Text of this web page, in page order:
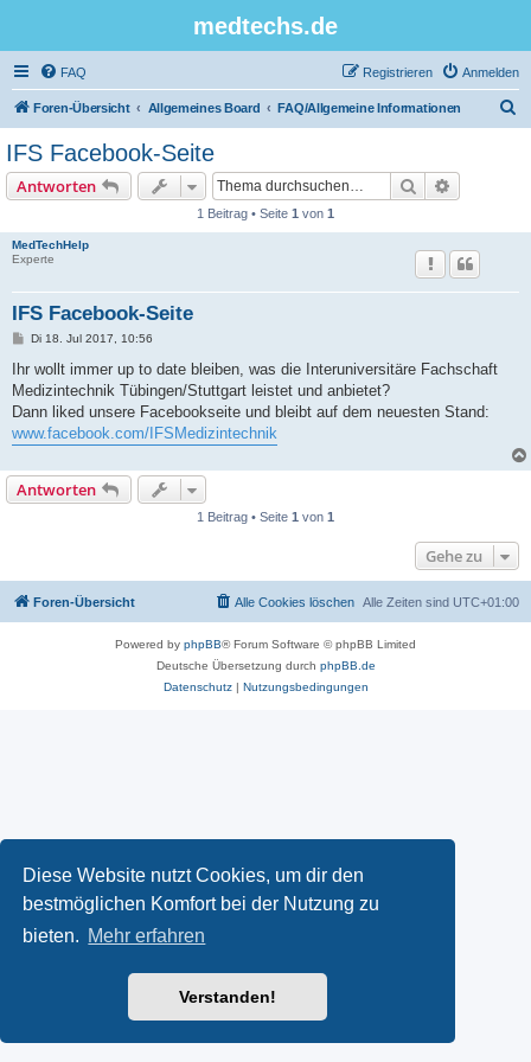
Diese Website nutzt Cookies, um dir den
bestmöglichen Komfort bei der Nutzung zu
bieten. Mehr erfahren
Verstanden!
medtechs.de
FAQ Anmelden
Registrieren
Foren-Übersicht Allgemeines Board FAQ/Allgemeine Informationen
IFS Facebook-Seite
Antworten Suche
1 Beitrag • Seite 1 von 1
MedTechHelp
Experte
IFS Facebook-Seite
B
i
r
a
Di 18. Jul 2017, 10:56
Ihr wollt immer up to date bleiben, was die Interuniversitäre Fachschaft
Medizintechnik Tübingen/Stuttgart leistet und anbietet?
Dann liked unsere Facebookseite und bleibt auf dem neuesten Stand:
www.facebook.com/IFSMedizintechnik
Antworten
1 Beitrag • Seite 1 von 1
Gehe zu
Foren-Übersicht Alle Zeiten sind UTC+01:00
Alle Cookies löschen
Powered by phpBB® Forum Software © phpBB Limited
Deutsche Übersetzung durch phpBB.de
Datenschutz| Nutzungsbedingungen